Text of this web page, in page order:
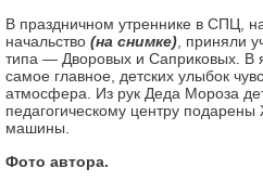
В праздничном утреннике в СПЦ,
начальство (на снимке) , приняли
типа — Дворовых и Саприковых. В
самое главное, детских улыбок
атмосфера. Из рук Деда Мороза
педагогическому центру
машины.
Фото автора.